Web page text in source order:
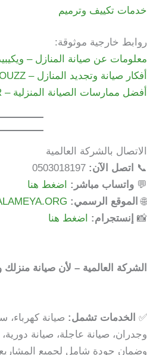
خدمات تكييف وترميم
روابط خارجية موثوقة:
معلومات عن صيانة المنازل –
أفكار صيانة وتجديد المنازل – HOUZZ
أفضل ممارسات الصيانة المنزلية – HOMEADVISOR
الاتصال بالشركة العالمية
📞
اتصل الآن:
💬 واتساب مباشر: اضغط هنا
🌐 الموقع الرسمي:
📸 إنستجرام: اضغط هنا
الشركة العالمية – لأن صيانة منزلك
✅ الخدمات تشمل: صيانة كهرباء،
وجدران، صيانة عاجلة، صيانة
وضمان جودة شامل لجميع